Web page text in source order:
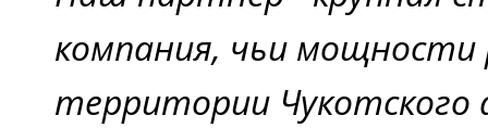
компания, чьи
территории Чукотского